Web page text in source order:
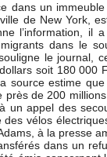
dans un
de New York,
l’information, il
dans le
le journal,
soit 180
source estime
de 200
un appel des
des vélos
à la presse
dans un